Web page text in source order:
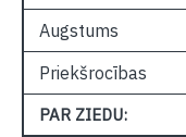
Augstums
Priekšrocības
PAR ZIEDU: